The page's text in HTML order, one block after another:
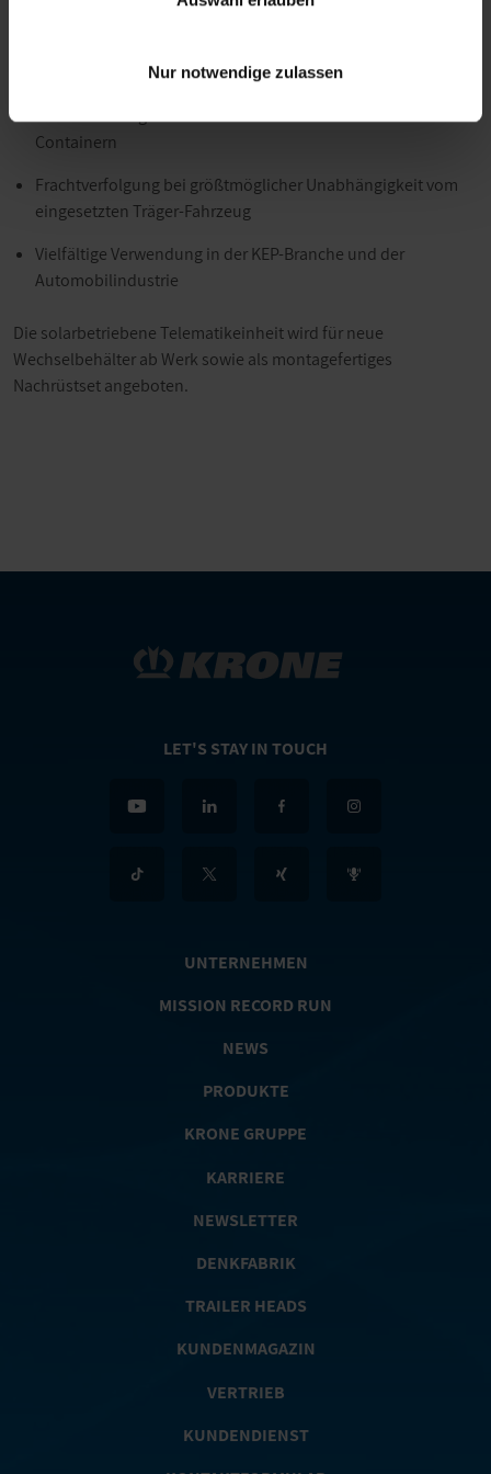
Nur notwendige zulassen
Einsatzgebiete der KSC Solar sind:
Das Monitoring von Wechselbrücken und Übersee-
Containern
Frachtverfolgung bei größtmöglicher Unabhängigkeit vom
eingesetzten Träger-Fahrzeug
Vielfältige Verwendung in der KEP-Branche und der
Automobilindustrie
Die solarbetriebene Telematikeinheit wird für neue
Wechselbehälter ab Werk sowie als montagefertiges
Nachrüstset angeboten.
LET'S STAY IN TOUCH
UNTERNEHMEN
MISSION RECORD RUN
NEWS
PRODUKTE
KRONE GRUPPE
KARRIERE
NEWSLETTER
DENKFABRIK
TRAILER HEADS
KUNDENMAGAZIN
VERTRIEB
KUNDENDIENST